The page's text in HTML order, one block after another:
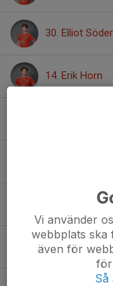
30. Elliot
14. Erik Horn
40. Gent
22. Hugo
Vi använder
webbplats ska
även för
Så